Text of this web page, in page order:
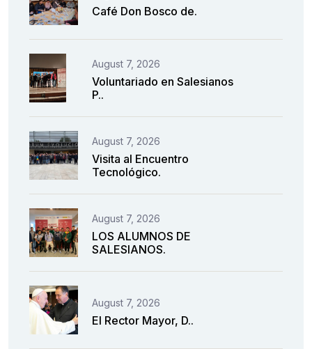
Café Don Bosco de.
August 7, 2026
Voluntariado en Salesianos
P..
August 7, 2026
Visita al Encuentro
Tecnológico.
August 7, 2026
LOS ALUMNOS DE
SALESIANOS.
August 7, 2026
El Rector Mayor, D..